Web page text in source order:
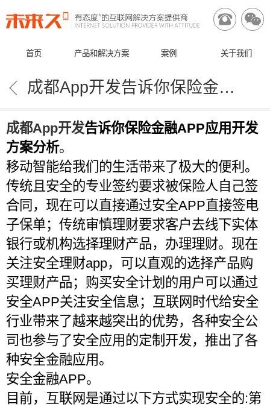
 
首页 产品和解决方案 案例 关于我们
 成都App开发告诉你保险金融APP应用开发方案分析
成都App开发告诉你保险金融APP应用开发
方案分析。
移动智能给我们的生活带来了极大的便利。
传统且安全的专业签约要求被保险人自己签
合同，现在可以直接通过安全APP直接签电
子保单；传统审慎理财要求客户去线下实体
银行或机构选择理财产品，办理理财。现在
关注安全理财app，可以直观的选择产品购
买理财产品；购买安全计划的用户可以通过
安全APP关注安全信息；互联网时代给安全
行业带来了越来越突出的优势，各种安全公
司也参与了安全应用的定制开发，推出了各
种安全金融应用。
安全金融APP。
目前，互联网是通过以下方式实现安全的:第